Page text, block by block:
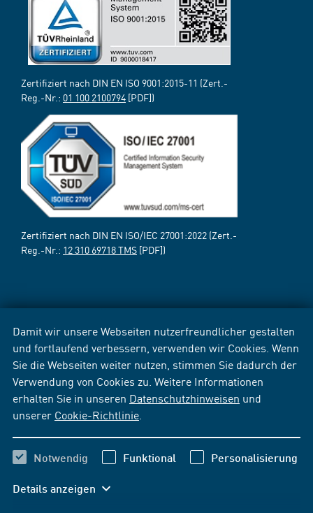
Damit wir unsere Webseiten nutzerfreundlicher gestalten
und fortlaufend verbessern, verwenden wir Cookies. Wenn
Sie die Webseiten weiter nutzen, stimmen Sie dadurch der
Verwendung von Cookies zu. Weitere Informationen
erhalten Sie in unseren Datenschutzhinweisen und
unserer Cookie-Richtlinie
Notwendig Funktional Personalisierung
Details anzeigen
Zertifiziert nach DIN EN ISO 9001:2015-11 (Zert.-
Reg.-Nr.: 01 100 2100794 [PDF])
Zertifiziert nach DIN EN ISO/IEC 27001:2022 (Zert.-
Reg.-Nr.: 12 310 69718 TMS [PDF])